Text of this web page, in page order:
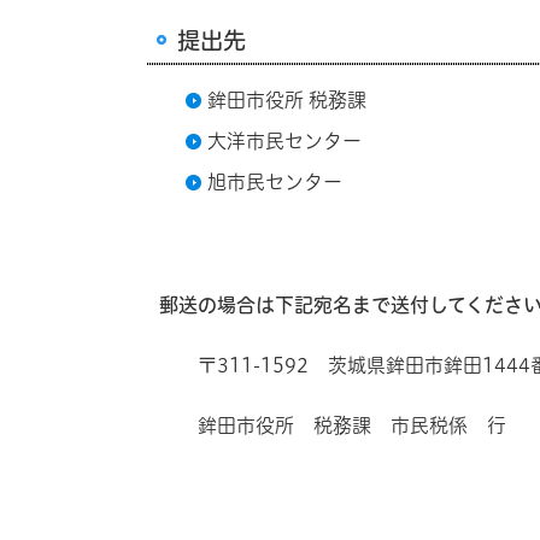
提出先
鉾田市役所 税務課
大洋市民センター
旭市民センター
郵送の場合は下記宛名まで送付してください
〒311-1592 茨城県鉾田市鉾田1444
鉾田市役所 税務課 市民税係 行